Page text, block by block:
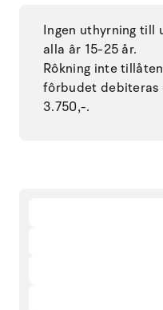
Ingen uthyrning till
alla âr 15-25 år.
Rôkning inte
fôrbudet debiteras
3.750,-.